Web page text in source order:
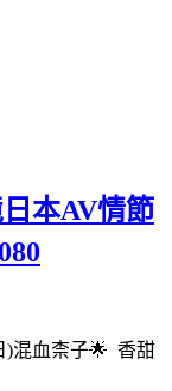
本AV情節
混血柰子🌟 香甜